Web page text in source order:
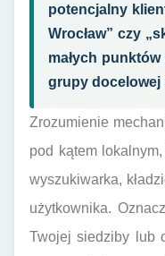
potencjalny
Wrocław” czy
małych
grupy docelowej
Zrozumienie
pod kątem
wyszukiwarka,
użytkownika.
Twojej siedziby lub